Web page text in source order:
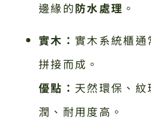
邊緣的防水處理 。
實木：實木系統櫃通
拼接而成。
優點： 天然環保、
潤、耐用度高。